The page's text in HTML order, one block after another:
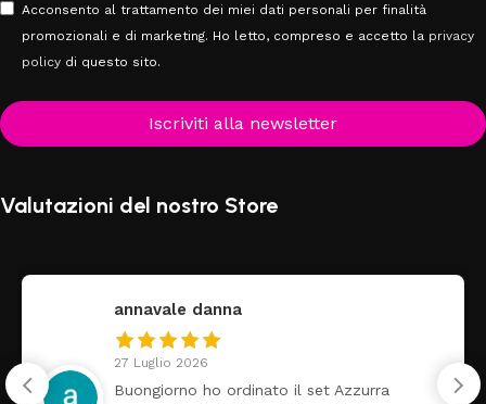
Acconsento al trattamento dei miei dati personali per finalità
promozionali e di marketing. Ho letto, compreso e accetto la privacy
policy di questo sito.
Iscriviti alla newsletter
Valutazioni del nostro Store
federica
24 Luglio 2026
Tutti perfetto! Ho ordinato un lettino che é